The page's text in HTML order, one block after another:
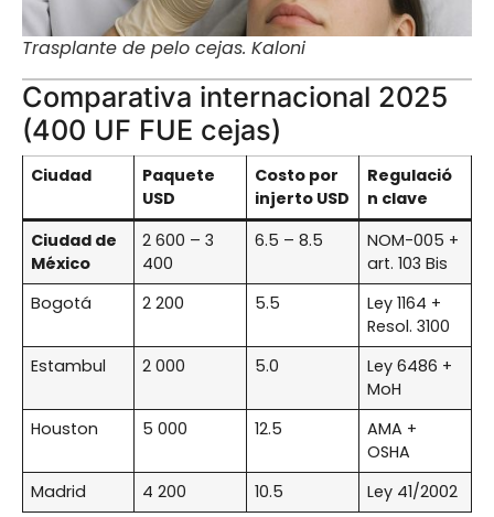
Trasplante de pelo cejas. Kaloni
Comparativa internacional 2025
(400 UF FUE cejas)
Ciudad
Paquete
USD
Costo por
injerto USD
Regulació
n clave
Ciudad de
México
2 600 – 3
400
6.5 – 8.5
NOM-005 +
art. 103 Bis
Bogotá
2 200 5.5
Ley 1164 +
Resol. 3100
Estambul
2 000 5.0
Ley 6486 +
MoH
Houston
5 000 12.5
AMA +
OSHA
Madrid
4 200 10.5 Ley 41/2002